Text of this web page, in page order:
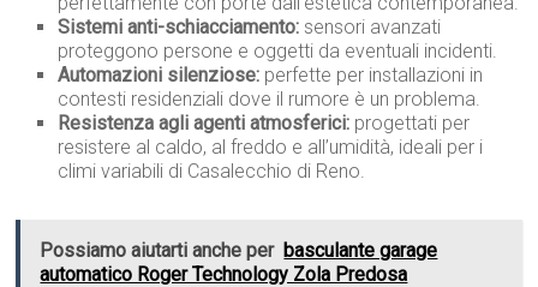
Sistemi anti-schiacciamento: sensori avanzati
proteggono persone e oggetti da eventuali incidenti.
Automazioni silenziose: perfette per installazioni in
contesti residenziali dove il rumore è un problema.
Resistenza agli agenti atmosferici: progettati per
resistere al caldo, al freddo e all’umidità, ideali per i
climi variabili di Casalecchio di Reno.
Possiamo aiutarti anche per basculante garage
automatico Roger Technology Zola Predosa